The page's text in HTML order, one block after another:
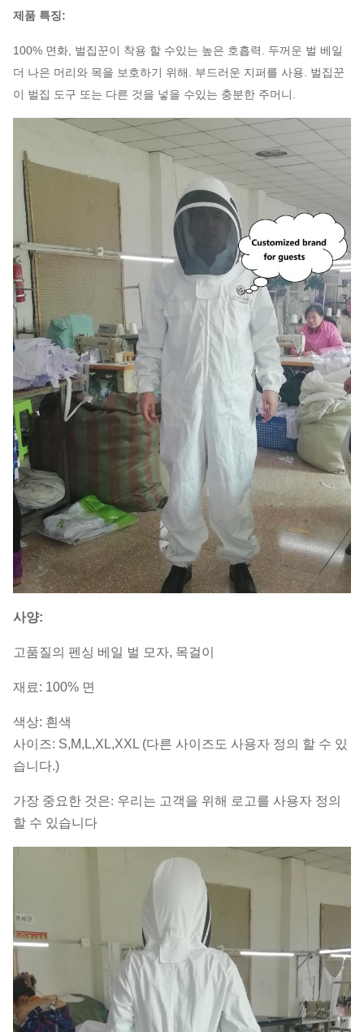
제품 특징:
100% 면화, 벌집꾼이 착용 할 수있는 높은 호흡력. 두꺼운 벌 베일
더 나은 머리와 목을 보호하기 위해. 부드러운 지퍼를 사용. 벌집꾼
이 벌집 도구 또는 다른 것을 넣을 수있는 충분한 주머니.
사양:
고품질의 펜싱 베일 벌 모자, 목걸이
재료: 100% 면
색상: 흰색
사이즈: S,M,L,XL,XXL (다른 사이즈도 사용자 정의 할 수 있
습니다.)
가장 중요한 것은: 우리는 고객을 위해 로고를 사용자 정의
할 수 있습니다